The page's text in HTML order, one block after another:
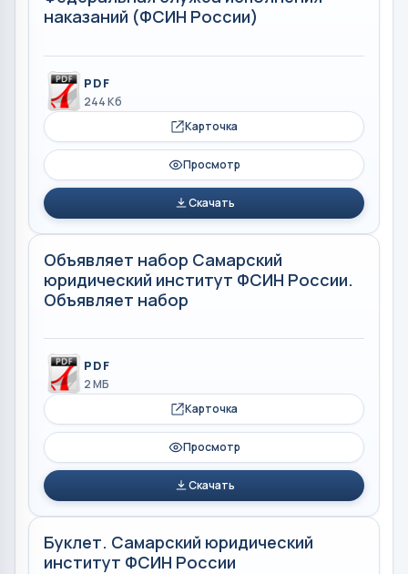
наказаний (ФСИН России)
PDF
244 Кб
Карточка
Просмотр
Скачать
Объявляет набор Самарский
юридический институт ФСИН России.
Объявляет набор
PDF
2 МБ
Карточка
Просмотр
Скачать
Буклет. Самарский юридический
институт ФСИН России